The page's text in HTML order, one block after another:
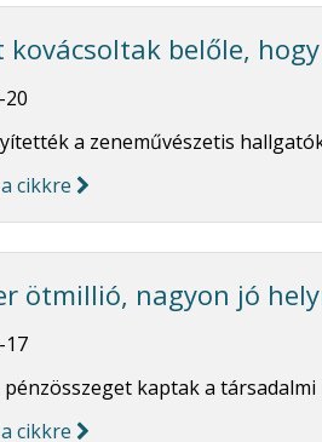
kovácsoltak belőle,
20
a zeneművészetis
cikkre
ötmillió, nagyon jó
17
pénzösszeget kaptak a
cikkre